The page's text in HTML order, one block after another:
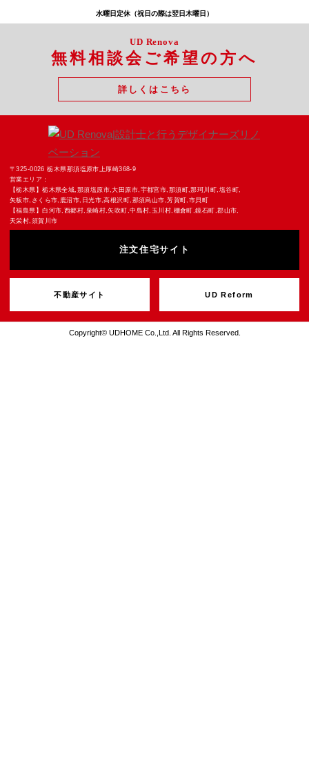
〒325-0013 栃木県 那須塩原市鍋掛1088-48
Tel. 0287-62-1161
〒961-0856 福島県 白河市新白河2丁目43-2
ハイマウント新白河101
Tel. 0248-21-6802
水曜日定休（祝日の際は翌日木曜日）
UD Renova
無料相談会ご希望の方へ
詳しくはこちら
〒325-0026 栃木県那須塩原市上厚崎368-9
営業エリア：
【栃木県】栃木県全域,那須塩原市,大田原市,宇都宮市,那須町,那珂川町,塩谷町,
矢板市,さくら市,鹿沼市,日光市,高根沢町,那須烏山市,芳賀町,市貝町
【福島県】白河市,西郷村,泉崎村,矢吹町,中島村,玉川村,棚倉町,鏡石町,郡山市,
天栄村,須賀川市
注文住宅サイト
不動産サイト UD Reform
Copyright© UDHOME Co.,Ltd. All Rights Reserved.